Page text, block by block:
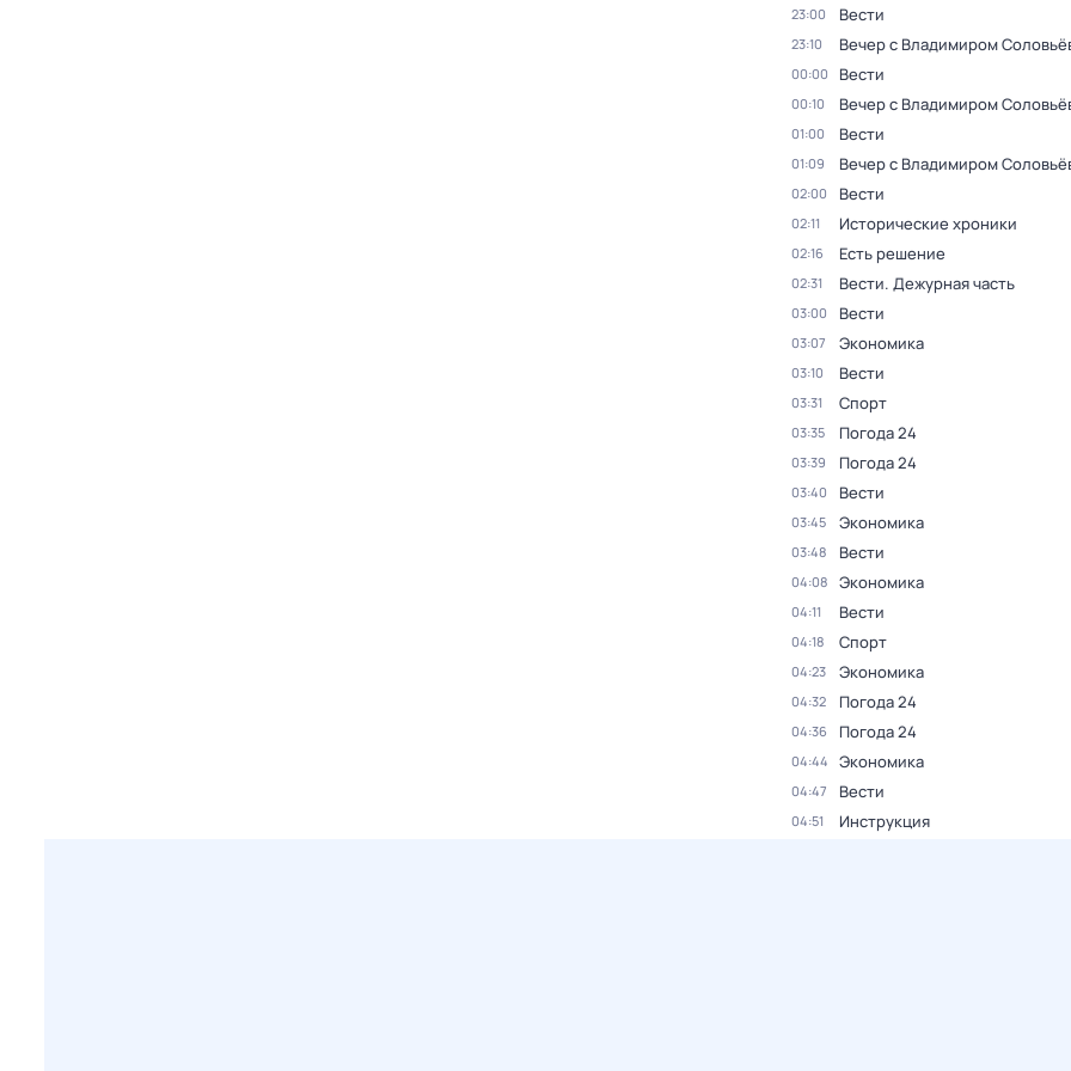
23:00 Вести
23:10 Вечер с Владимиром
00:00 Вести
00:10 Вечер с Владимиром
01:00 Вести
01:09 Вечер с Владимиром
02:00 Вести
02:11 Исторические хроники
02:16 Есть решение
02:31 Вести. Дежурная часть
03:00 Вести
03:07 Экономика
03:10 Вести
03:31 Спорт
03:35 Погода 24
03:39 Погода 24
03:40 Вести
03:45 Экономика
03:48 Вести
04:08 Экономика
04:11 Вести
04:18 Спорт
04:23 Экономика
04:32 Погода 24
04:36 Погода 24
04:44 Экономика
04:47 Вести
04:51 Инструкция